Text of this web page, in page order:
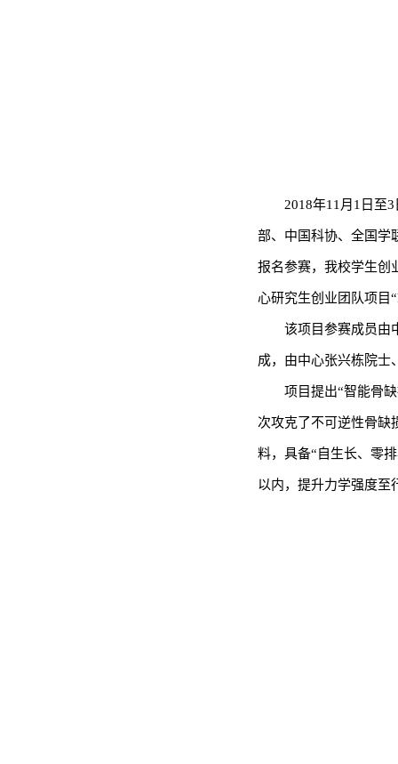
2018年11月1日至
部、中国科协、全国学
报名参赛，我校学生创
心研究生创业团队项目
该项目参赛成员由
成，由中心张兴栋院士
项目提出“智能骨
次攻克了不可逆性骨缺
料，具备“自生长、零
以内，提升力学强度至